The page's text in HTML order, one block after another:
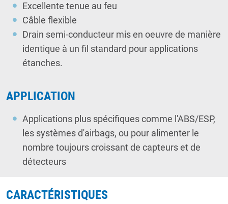
Excellente tenue au feu
Câble flexible
Drain semi-conducteur mis en oeuvre de manière
identique à un fil standard pour applications
étanches.
APPLICATION
Applications plus spécifiques comme l'ABS/ESP,
les systèmes d'airbags, ou pour alimenter le
nombre toujours croissant de capteurs et de
détecteurs
CARACTÉRISTIQUES